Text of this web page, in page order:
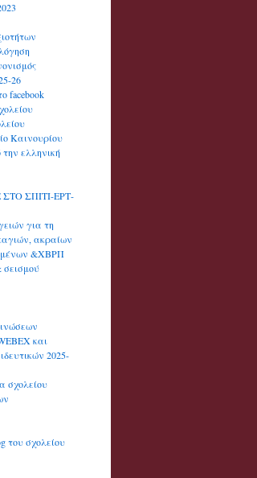
26
facebook
Καινουρίου
ελληνική
ΣΠΙΤΙ-ΕΡΤ-
για τη
ακραίων
&ΧΒΡΠ
σεισμού
και
2025-
σχολείου
του σχολείου